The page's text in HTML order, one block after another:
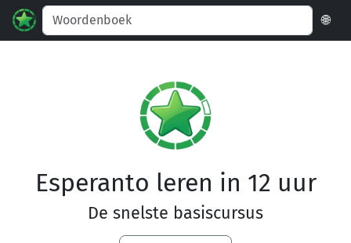
🌐
Esperanto leren in 12 uur
De snelste basiscursus